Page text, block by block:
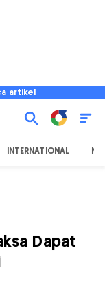
artikel
INTERNATIONAL
Dapat